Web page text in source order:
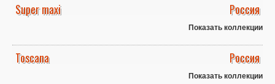
Super maxi Россия
Показать коллекции
Toscana Россия
Показать коллекции